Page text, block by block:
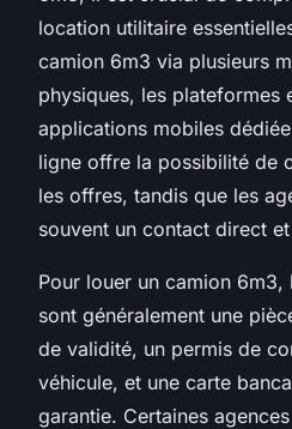
location utilitaire
camion 6m3 via plusieurs
physiques, les plateformes
applications mobiles
ligne offre la possibilité de
les offres, tandis que les
souvent un contact direct
Pour louer un camion 6m3,
sont généralement une
de validité, un permis de
véhicule, et une carte
garantie. Certaines